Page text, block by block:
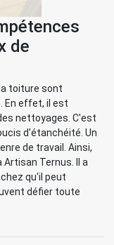
de
toiture sont
En effet, il est
nettoyages. C'est
d'étanchéité. Un
de travail. Ainsi,
Ternus. Il a
qu'il peut
défier toute